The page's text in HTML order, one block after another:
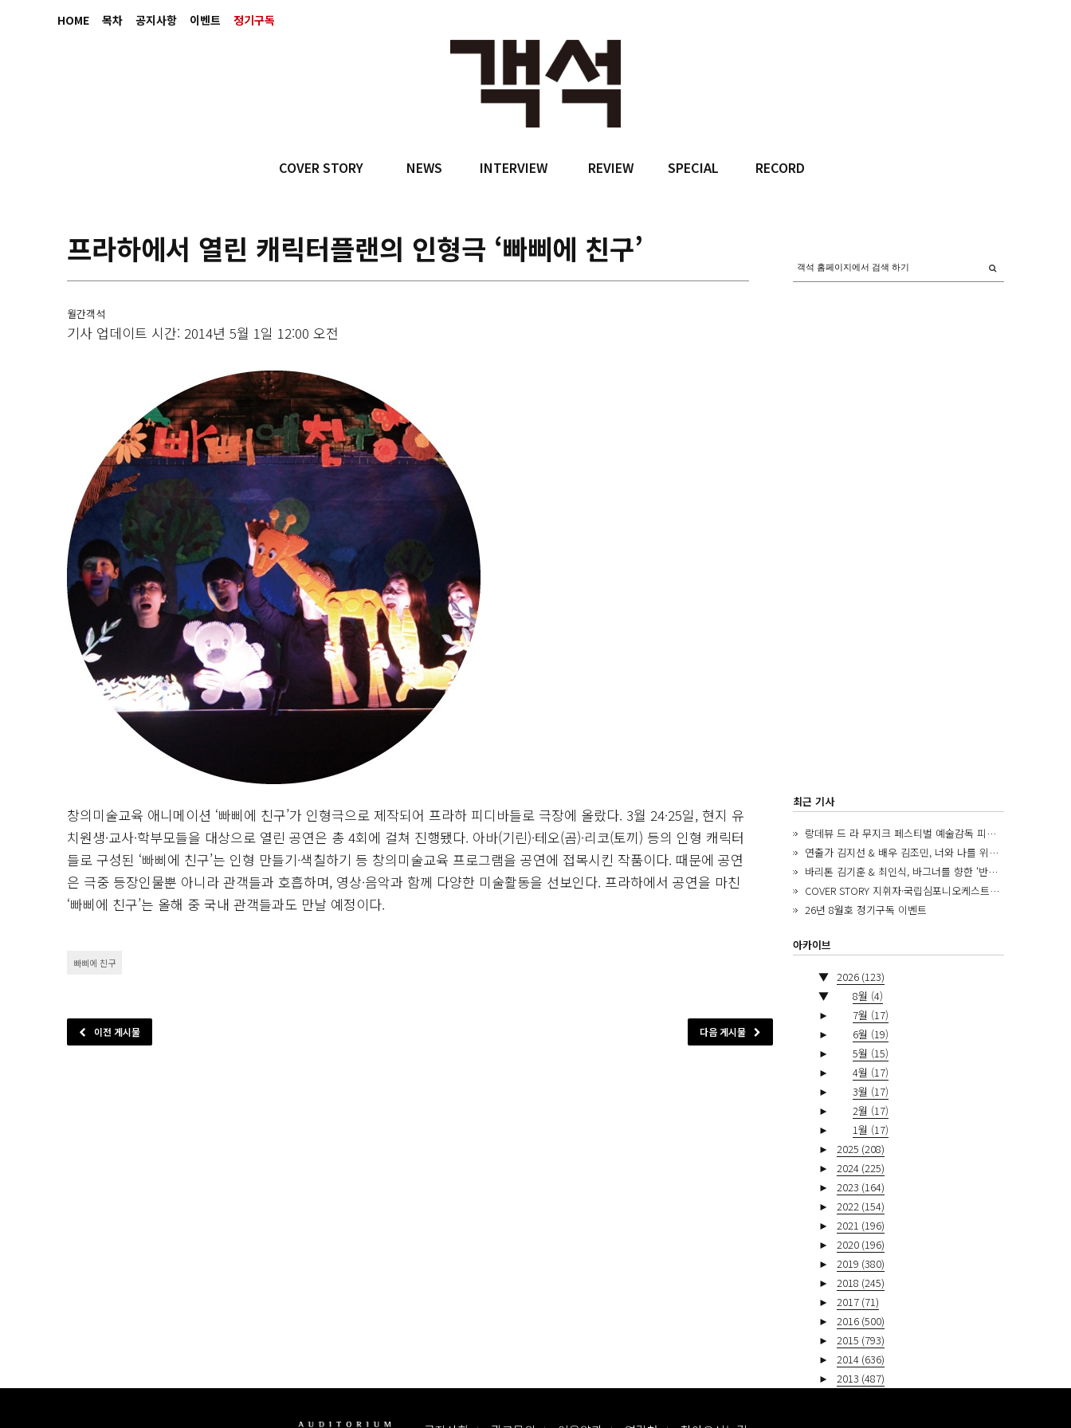
HOME 목차 공지사항 이벤트 정기구독
COVER STORY NEWS INTERVIEW REVIEW SPECIAL RECORD
프라하에서 열린 캐릭터플랜의 인형극 ‘빠삐에 친구’
월간객석
기사 업데이트 시간: 2014년 5월 1일 12:00 오전
창의미술교육 애니메이션 ‘빠삐에 친구’가 인형극으로 제작되어 프라하 피디바들로 극장에 올랐다. 3월 24·25일, 현지 유
치원생·교사·학부모들을 대상으로 열린 공연은 총 4회에 걸쳐 진행됐다. 아바(기린)·테오(곰)·리코(토끼) 등의 인형 캐릭터
들로 구성된 ‘빠삐에 친구’는 인형 만들기·색칠하기 등 창의미술교육 프로그램을 공연에 접목시킨 작품이다. 때문에 공연
은 극중 등장인물뿐 아니라 관객들과 호흡하며, 영상·음악과 함께 다양한 미술활동을 선보인다. 프라하에서 공연을 마친
‘빠삐에 친구’는 올해 중 국내 관객들과도 만날 예정이다.
빠삐에 친구
이전 게시물 다음 게시물
최근 기사
랑데뷰 드 라 무지크 페스티벌 예술감독 피아니스트 김혜진, 5년간의 여정을 돌아보며
연출가 김지선 & 배우 김조민, 너와 나를 위한 ‘모두의 숲’에서 만나는 동심
바리톤 김기훈 & 최인식, 바그너를 향한 ‘반지 원정대’를 앞두고
COVER STORY 지휘자·국립심포니오케스트라 제8대 음악감독 로베르토 아바도
26년 8월호 정기구독 이벤트
아카이브
▼ 2026 (123)
▼
8월 (4)
►
7월 (17)
►
6월 (19)
►
5월 (15)
►
4월 (17)
►
3월 (17)
►
2월 (17)
►
1월 (17)
►
2025 (208)
►
2024 (225)
►
2023 (164)
►
2022 (154)
►
2021 (196)
►
2020 (196)
►
2019 (380)
►
2018 (245)
►
2017 (71)
►
2016 (500)
►
2015 (793)
►
2014 (636)
►
2013 (487)